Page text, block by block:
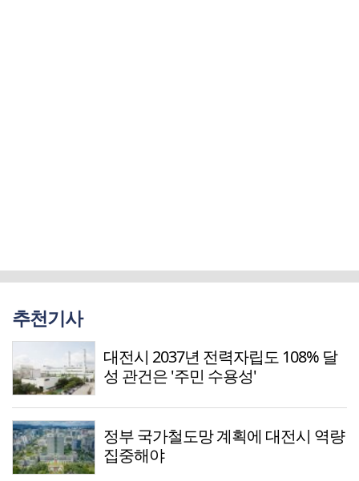
추천기사
대전시 2037년 전력자립도 108% 달
성 관건은 '주민 수용성'
정부 국가철도망 계획에 대전시 역량
집중해야